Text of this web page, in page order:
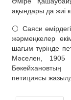
ақындары да жиі
⚪️ Саяси
жәрмеңкелер
шағым түрінде
Мәселен, 1905
петициясы